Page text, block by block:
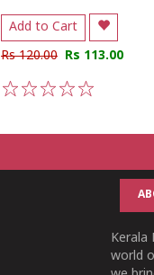
Add to Cart
Rs 120.00 Rs 113.00
Kerala
world